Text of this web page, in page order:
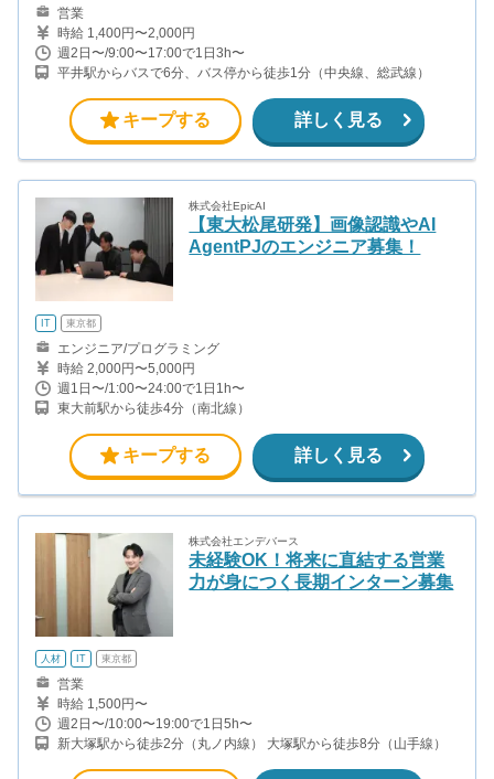
営業
時給 1,400円〜2,000円
週2日〜/9:00〜17:00で1日3h〜
平井駅からバスで6分、バス停から徒歩1分（中央線、総武線）
キープする 詳しく見る
株式会社EpicAI
【東大松尾研発】画像認識やAI
AgentPJのエンジニア募集！
IT 東京都
エンジニア/プログラミング
時給 2,000円〜5,000円
週1日〜/1:00〜24:00で1日1h〜
東大前駅から徒歩4分（南北線）
キープする 詳しく見る
株式会社エンデバース
未経験OK！将来に直結する営業
力が身につく長期インターン募集
人材 IT 東京都
営業
時給 1,500円〜
週2日〜/10:00〜19:00で1日5h〜
新大塚駅から徒歩2分（丸ノ内線） 大塚駅から徒歩8分（山手線）